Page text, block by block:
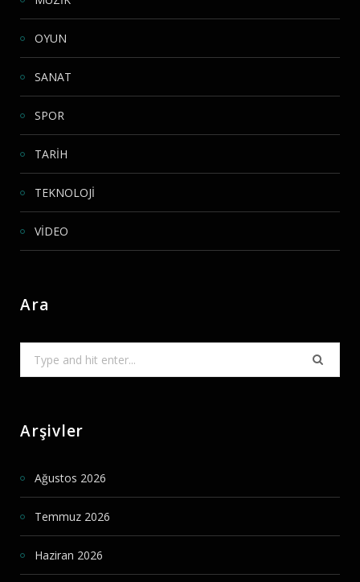
OYUN
SANAT
SPOR
TARİH
TEKNOLOJİ
VİDEO
Ara
Arşivler
Ağustos 2026
Temmuz 2026
Haziran 2026